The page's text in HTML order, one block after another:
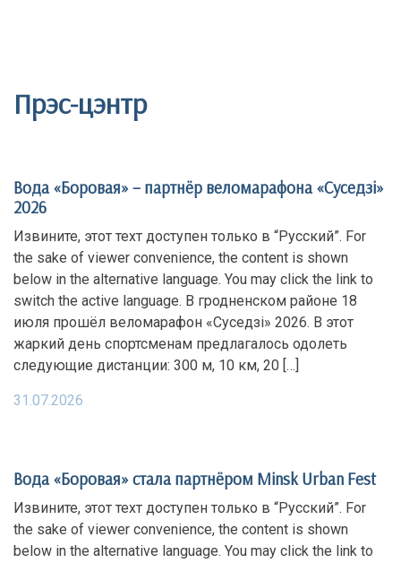
Прэс-цэнтр
Вода «Боровая» – партнёр веломарафона «Суседзi»
2026
Извините, этот техт доступен только в “Русский”. For
the sake of viewer convenience, the content is shown
below in the alternative language. You may click the link to
switch the active language. В гродненском районе 18
июля прошёл веломарафон «Суседзi» 2026. В этот
жаркий день спортсменам предлагалось одолеть
следующие дистанции: 300 м, 10 км, 20 […]
31.07.2026
Вода «Боровая» стала партнёром Minsk Urban Fest
Извините, этот техт доступен только в “Русский”. For
the sake of viewer convenience, the content is shown
below in the alternative language. You may click the link to